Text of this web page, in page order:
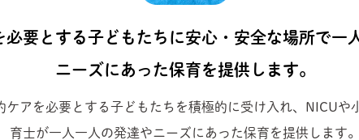
必要とする子どもたちに安心・安全な場所で一
ニーズにあった保育を提供します。
アを必要とする子どもたちを積極的に受け入れ、NICUや
育士が一人一人の発達やニーズにあった保育を提供します。